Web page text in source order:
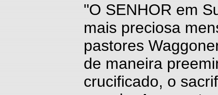
"O SENHOR em
mais preciosa
pastores
de maneira
crucificado, o